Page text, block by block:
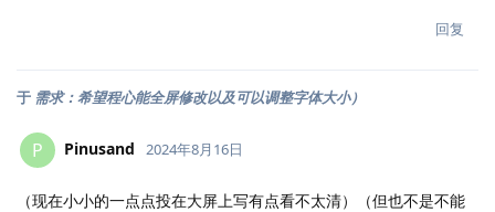
回复
于 需求：希望程心能全屏修改以及可以调整字体大小）
P Pinusand 2024年8月16日
（现在小小的一点点投在大屏上写有点看不太清）（但也不是不能